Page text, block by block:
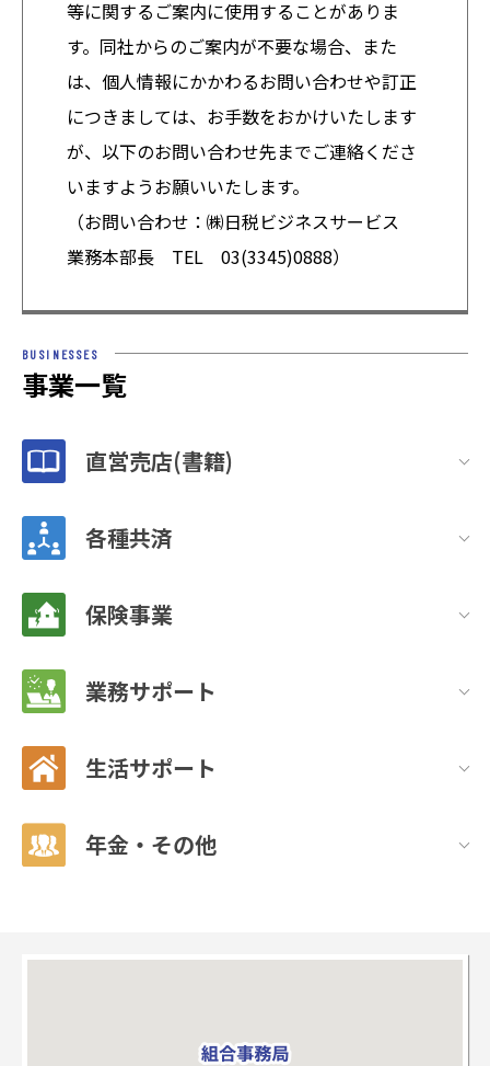
等に関するご案内に使用することがありま
す。同社からのご案内が不要な場合、また
は、個人情報にかかわるお問い合わせや訂正
につきましては、お手数をおかけいたします
が、以下のお問い合わせ先までご連絡くださ
いますようお願いいたします。
（お問い合わせ：㈱日税ビジネスサービス
業務本部長 TEL 03(3345)0888）
BUSINESSES
事業一覧
直営売店(書籍)
各種共済
保険事業
業務サポート
生活サポート
年金・その他